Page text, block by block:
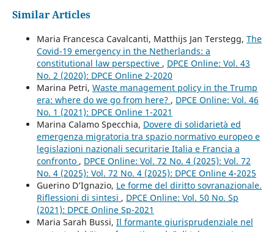
Similar Articles
Maria Francesca Cavalcanti, Matthijs Jan Terstegg, The
Covid-19 emergency in the Netherlands: a
constitutional law perspective , DPCE Online: Vol. 43
No. 2 (2020): DPCE Online 2-2020
Marina Petri, Waste management policy in the Trump
era: where do we go from here? , DPCE Online: Vol. 46
No. 1 (2021): DPCE Online 1-2021
Marina Calamo Specchia, Dovere di solidarietà ed
emergenza migratoria tra spazio normativo europeo e
legislazioni nazionali securitarie Italia e Francia a
confronto , DPCE Online: Vol. 72 No. 4 (2025): Vol. 72
No. 4 (2025): Vol. 72 No. 4 (2025): DPCE Online 4-2025
Guerino D’Ignazio, Le forme del diritto sovranazionale.
Riflessioni di sintesi , DPCE Online: Vol. 50 No. Sp
(2021): DPCE Online Sp-2021
Maria Sarah Bussi, Il formante giurisprudenziale nel